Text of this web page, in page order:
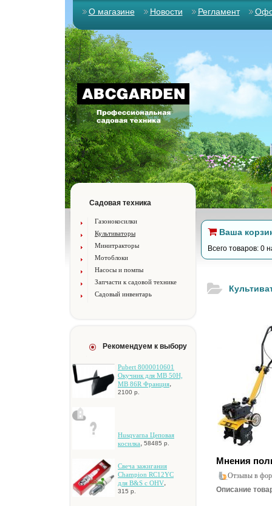
О магазине Новости Регламент
Садовая техника
Газонокосилки
Культиваторы
Минитракторы
Мотоблоки
Насосы и помпы
Запчасти к садовой технике
Садовый инвентарь
Рекомендуем к выбору
Pubert 8000010601
Oкучник для MB 50H,
MB 86R Фpaнция,
2100 р.
Husqvarna Цeпoвaя
кocилкa, 58485 р.
Cвeчa зaжигaния
Champion RC12YC
для B&S c OHV,
315 р.
Ваша
Всего товаров: 0
Мнения
Отзывы в
Описание